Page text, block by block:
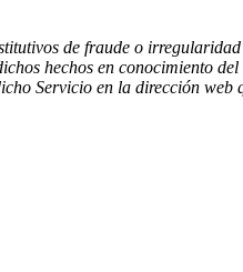
de fraude o
hechos en conocimiento
Servicio en la dirección